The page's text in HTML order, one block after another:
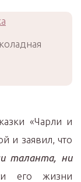
«Чарли и
и заявил, что
таланта, ни
его жизни